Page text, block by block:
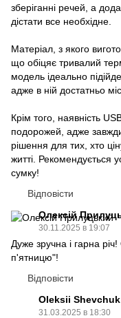
зберіганні речей, а
дістати все необхідне.
Матеріал, з якого
що обіцяє тривалий
модель ідеально
адже в ній достатньо
Крім того, наявність
подорожей, адже
рішення для тих, хто
житті. Рекомендується
сумку!
Відповісти
Олексій
30.11.2025 в 19:07
Дуже зручна і гарна
п'ятницю"!
Відповісти
Oleksii Shevchuk
31.03.2025 в 18:30